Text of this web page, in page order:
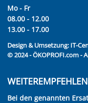
Mo - Fr
08.00 - 12.00
13.00 - 17.00
Design & Umsetzung: IT-
© 2024 - ÖKOPROFI.com -
WEITEREMPFEHLEN
Bei den genannten